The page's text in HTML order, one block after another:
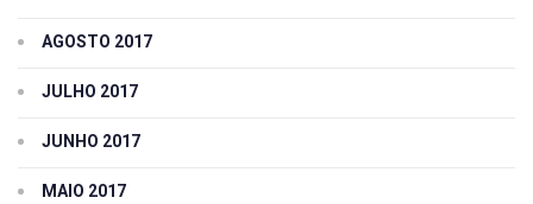
AGOSTO 2017
JULHO 2017
JUNHO 2017
MAIO 2017